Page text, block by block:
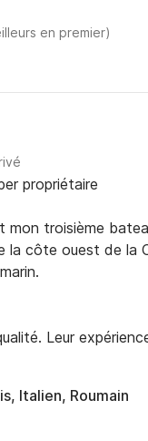
en premier)
propriétaire
mon troisième
la côte ouest de la
Leur
Italien, Roumain